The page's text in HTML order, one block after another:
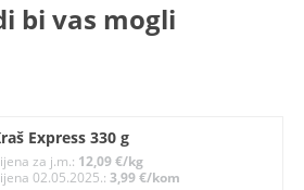
bi vas mogli
Express 330 g
za j.m.: 12,09 €/kg
02.05.2025.:3,99 €/kom